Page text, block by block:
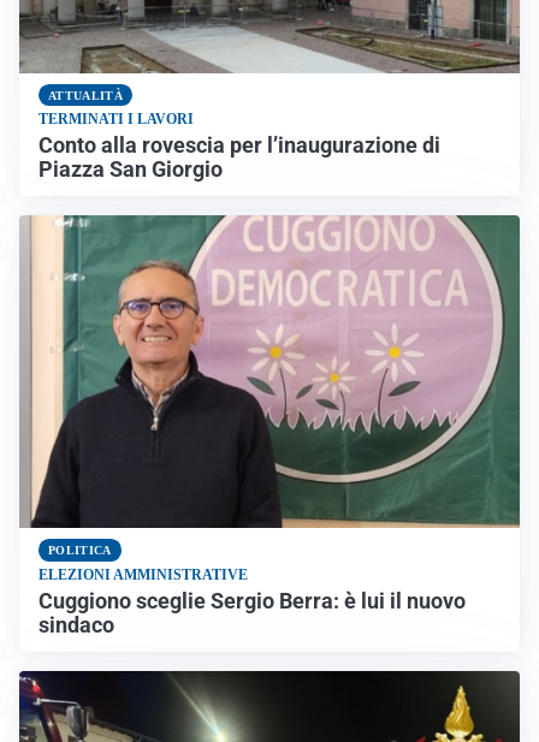
ATTUALITÀ
TERMINATI I LAVORI
Conto alla rovescia per l’inaugurazione di
Piazza San Giorgio
POLITICA
ELEZIONI AMMINISTRATIVE
Cuggiono sceglie Sergio Berra: è lui il nuovo
sindaco